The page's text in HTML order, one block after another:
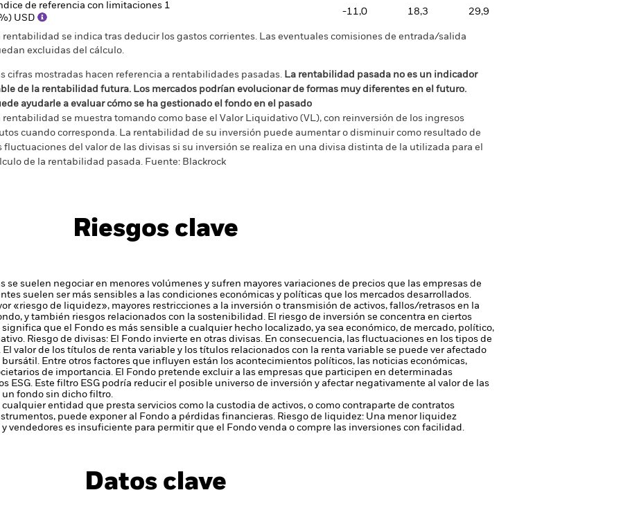
de referencia con limitaciones 1
USD
-11,0 18,3 29,9
rentabilidad se indica tras deducir los gastos corrientes. Las eventuales comisiones de entrada/salida
excluidas del cálculo.
cifras mostradas hacen referencia a rentabilidades pasadas. La rentabilidad pasada no es un indicador
de la rentabilidad futura. Los mercados podrían evolucionar de formas muy diferentes en el futuro.
ayudarle a evaluar cómo se ha gestionado el fondo en el pasado
rentabilidad se muestra tomando como base el Valor Liquidativo (VL), con reinversión de los ingresos
cuando corresponda. La rentabilidad de su inversión puede aumentar o disminuir como resultado de
fluctuaciones del valor de las divisas si su inversión se realiza en una divisa distinta de la utilizada para el
de la rentabilidad pasada. Fuente: Blackrock
Riesgos clave
se suelen negociar en menores volúmenes y sufren mayores variaciones de precios que las empresas de
suelen ser más sensibles a las condiciones económicas y políticas que los mercados desarrollados.
«riesgo de liquidez», mayores restricciones a la inversión o transmisión de activos, fallos/retrasos en la
y también riesgos relacionados con la sostenibilidad. El riesgo de inversión se concentra en ciertos
que el Fondo es más sensible a cualquier hecho localizado, ya sea económico, de mercado, político,
Riesgo de divisas: El Fondo invierte en otras divisas. En consecuencia, las fluctuaciones en los tipos de
El valor de los títulos de renta variable y los títulos relacionados con la renta variable se puede ver afectado
Entre otros factores que influyen están los acontecimientos políticos, las noticias económicas,
de importancia. El Fondo pretende excluir a las empresas que participen en determinadas
ESG. Este filtro ESG podría reducir el posible universo de inversión y afectar negativamente al valor de las
un fondo sin dicho filtro.
entidad que presta servicios como la custodia de activos, o como contraparte de contratos
puede exponer al Fondo a pérdidas financieras. Riesgo de liquidez: Una menor liquidez
vendedores es insuficiente para permitir que el Fondo venda o compre las inversiones con facilidad.
Datos clave